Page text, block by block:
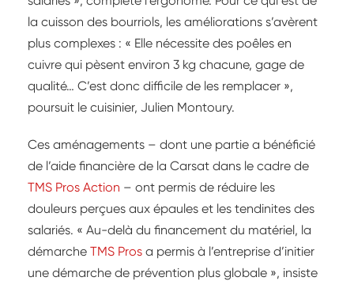
la cuisson des bourriols, les améliorations s’avèrent
plus complexes : « Elle nécessite des poêles en
cuivre qui pèsent environ 3 kg chacune, gage de
qualité… C’est donc difficile de les remplacer »,
poursuit le cuisinier, Julien Montoury.
Ces aménagements – dont une partie a bénéficié
de l’aide financière de la Carsat dans le cadre de
TMS Pros Action – ont permis de réduire les
douleurs perçues aux épaules et les tendinites des
salariés. « Au-delà du financement du matériel, la
démarche TMS Pros a permis à l’entreprise d’initier
une démarche de prévention plus globale », insiste